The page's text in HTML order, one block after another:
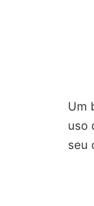
Um
uso
seu